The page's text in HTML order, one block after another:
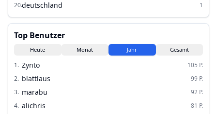
20.deutschland 1
Top Benutzer
Heute Monat Jahr Gesamt
1. Zynto 105 P.
2. blattlaus 99 P.
3. marabu 92 P.
4. alichris 81 P.